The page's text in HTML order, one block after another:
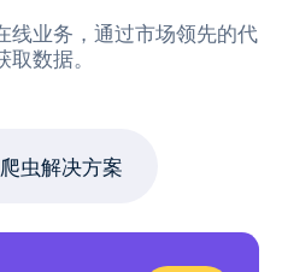
线业务，通过市场领先的代
数据。
爬虫解决方案